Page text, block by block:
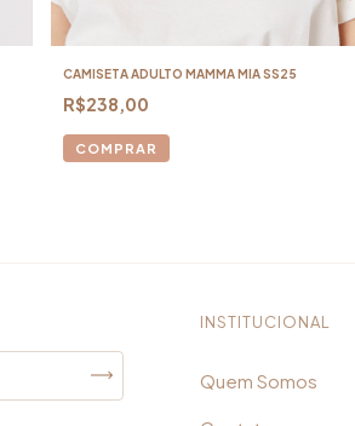
CAMISETA ADULTO MAMMA MIA SS25
R$238,00
COMPRAR
INSTITUCIONAL
Quem Somos